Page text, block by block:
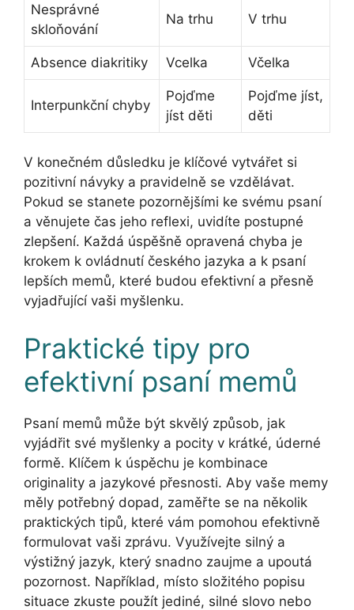
Nesprávné
skloňování
Na trhu V trhu
Absence diakritiky Vcelka Včelka
Interpunkční chyby
Pojďme
jíst děti
Pojďme jíst,
děti
V konečném důsledku je klíčové vytvářet si
pozitivní návyky a pravidelně se vzdělávat.
Pokud se stanete pozornějšími ke svému psaní
a věnujete čas jeho reflexi, uvidíte postupné
zlepšení. Každá úspěšně opravená chyba je
krokem k ovládnutí českého jazyka a k psaní
lepších memů, které budou efektivní a přesně
vyjadřující vaši myšlenku.
Praktické tipy pro
efektivní psaní memů
Psaní memů může být skvělý způsob, jak
vyjádřit své myšlenky a pocity v krátké, úderné
formě. Klíčem k úspěchu je kombinace
originality a jazykové přesnosti. Aby vaše memy
měly potřebný dopad, zaměřte se na několik
praktických tipů, které vám pomohou efektivně
formulovat vaši zprávu. Využívejte silný a
výstižný jazyk, který snadno zaujme a upoutá
pozornost. Například, místo složitého popisu
situace zkuste použít jediné, silné slovo nebo